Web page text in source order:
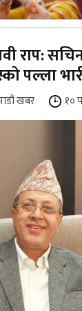
राप:
पल्ला
खबर १०